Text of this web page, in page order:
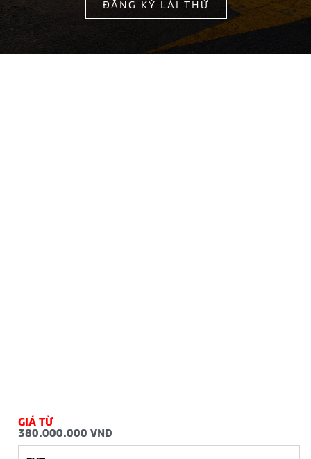
ĐĂNG KÝ LÁI THỬ
GIÁ TỪ
380.000.000 VNĐ